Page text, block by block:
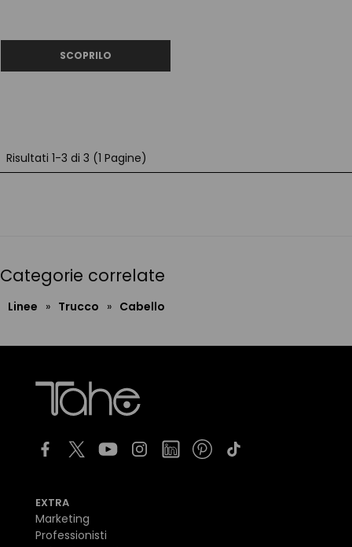
Risultati 1-3 di 3 (1 Pagine)
Categorie correlate
Linee » Trucco » Cabello
EXTRA
Marketing
Professionisti